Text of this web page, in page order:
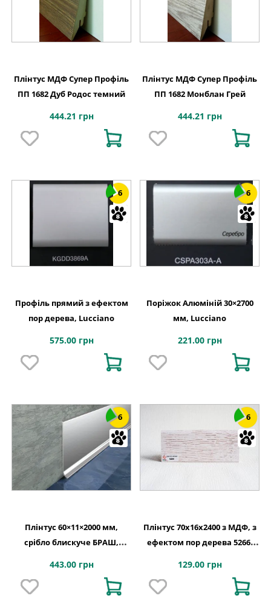
Плінтус МДФ Супер Профіль
ПП 1682 Дуб Родос темний
444.21 грн
Плінтус МДФ Супер Профіль
ПП 1682 Монблан Грей
444.21 грн
6
Профіль прямий з ефектом
пор дерева, Lucciano
575.00 грн
6
Поріжок Алюміній 30×2700
мм, Lucciano
221.00 грн
6
Плінтус 60×11×2000 мм,
срібло блискуче БРАШ,
443.00 грн
6
Плінтус 70x16x2400 з МДФ, з
ефектом пор дерева 5266,
129.00 грн